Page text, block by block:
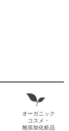
オーガニック
コスメ・
無添加化粧品